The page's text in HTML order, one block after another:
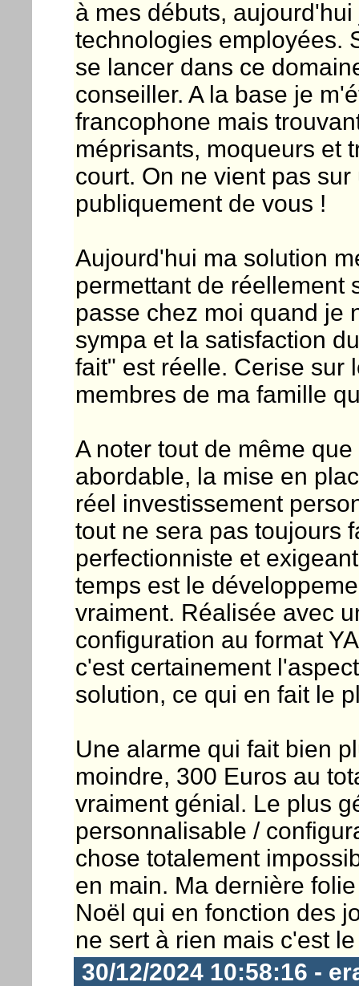
à mes débuts,
technologies employées.
se lancer dans ce
conseiller. A la base je
francophone mais
méprisants, moqueurs et
court. On ne vient pas
publiquement de vous !
Aujourd'hui ma solution
permettant de réellement
passe chez moi quand je
sympa et la satisfaction
fait" est réelle. Cerise sur
membres de ma famille
A noter tout de même
abordable, la mise en
réel investissement
tout ne sera pas toujours
perfectionniste et
temps est le
vraiment. Réalisée avec
configuration au format
c'est certainement
solution, ce qui en fait le
Une alarme qui fait bien
moindre, 300 Euros au
vraiment génial. Le plus
personnalisable /
chose totalement
en main. Ma dernière
Noël qui en fonction des
ne sert à rien mais c'est
30/12/2024 10:58:16 -